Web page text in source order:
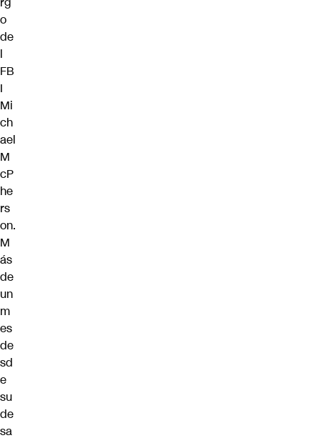
o
de
l
FB
I
Mi
ch
ael
M
cP
he
rs
on.
M
ás
de
un
m
es
de
sd
e
su
de
sa